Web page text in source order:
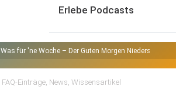
Erlebe Podcasts
Was für 'ne Woche – Der Guten Morgen